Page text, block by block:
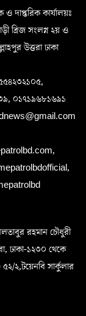
ও দাপ্তরিক কার্যালয়ঃ
ব্রিজ সংলগ্ন ২য় ও
উত্তরা ঢাকা
০১৭১৯৬৮১৬৯১
রহমান চৌধুরী
ঢাকা-১২৩০ থেকে
৫২/২,টয়েনবি সার্কুলার